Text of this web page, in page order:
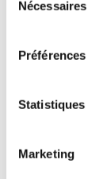
Nécessaires
Préférences
Statistiques
Marketing